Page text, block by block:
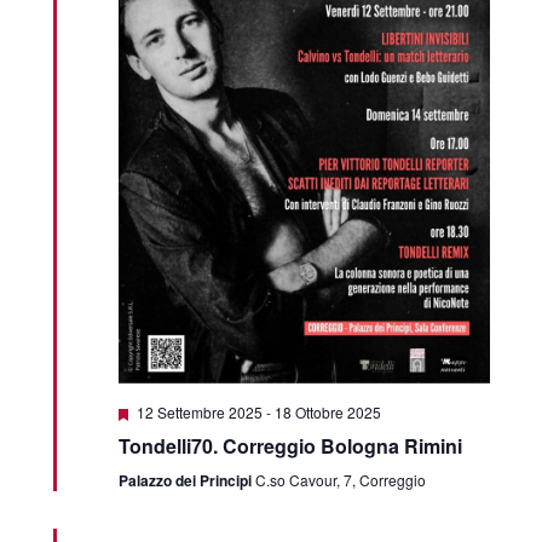
Segnalati
12 Settembre 2025 - 18 Ottobre 2025
Tondelli70. Correggio Bologna Rimini
Palazzo dei PrincipiC.so Cavour, 7, Correggio